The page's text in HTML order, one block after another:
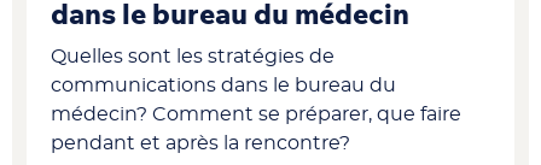
dans le bureau du médecin
Quelles sont les stratégies de
communications dans le bureau du
médecin? Comment se préparer, que faire
pendant et après la rencontre?